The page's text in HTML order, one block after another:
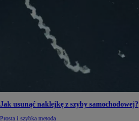
Jak usunąć naklejkę z szyby samochodowej?
Prosta i szybka metoda